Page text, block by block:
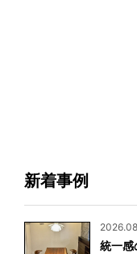
新着事例
統一感